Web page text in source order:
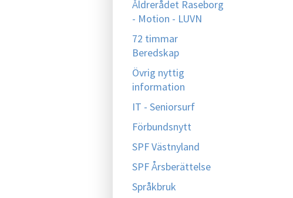
Åldrerådet Raseborg
- Motion - LUVN
72 timmar
Beredskap
Övrig nyttig
information
IT - Seniorsurf
Förbundsnytt
SPF Västnyland
SPF Årsberättelse
Språkbruk